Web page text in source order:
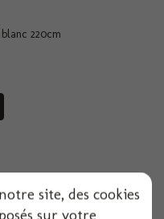
220cm
site, des cookies
sur votre